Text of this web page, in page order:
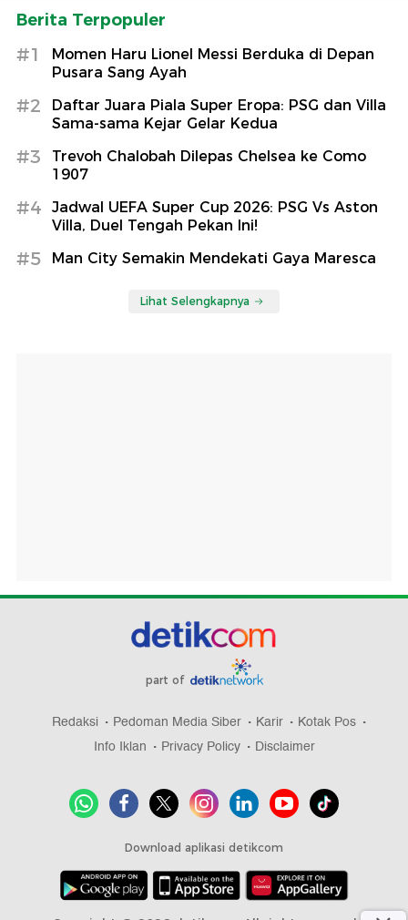
Berita Terpopuler
#1
Momen Haru Lionel Messi Berduka di Depan
Pusara Sang Ayah
#2
Daftar Juara Piala Super Eropa: PSG dan Villa
Sama-sama Kejar Gelar Kedua
#3
Trevoh Chalobah Dilepas Chelsea ke Como
1907
#4
Jadwal UEFA Super Cup 2026: PSG Vs Aston
Villa, Duel Tengah Pekan Ini!
#5 Man City Semakin Mendekati Gaya Maresca
Lihat Selengkapnya
part of
Redaksi Pedoman Media Siber Karir
Kotak Pos
Info Iklan
Privacy Policy Disclaimer
Download aplikasi detikcom